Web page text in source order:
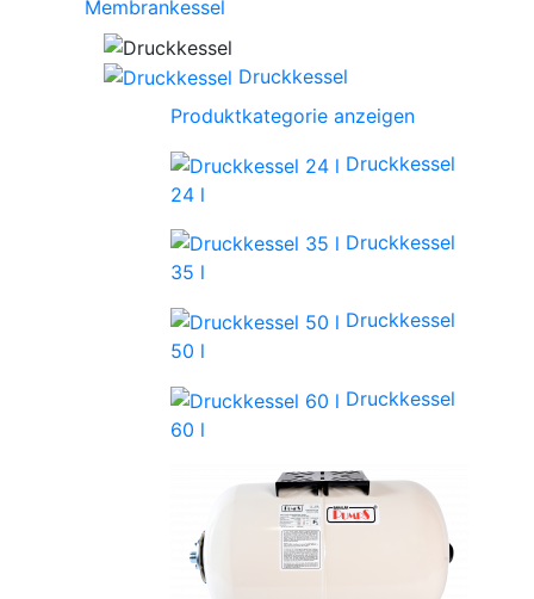
Membrankessel
Druckkessel
Produktkategorie anzeigen
Druckkessel
24 l
Druckkessel
35 l
Druckkessel
50 l
Druckkessel
60 l